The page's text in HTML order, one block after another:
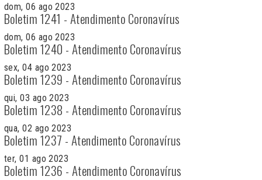
dom, 06 ago 2023
Boletim 1241 - Atendimento Coronavírus
dom, 06 ago 2023
Boletim 1240 - Atendimento Coronavírus
sex, 04 ago 2023
Boletim 1239 - Atendimento Coronavírus
qui, 03 ago 2023
Boletim 1238 - Atendimento Coronavírus
qua, 02 ago 2023
Boletim 1237 - Atendimento Coronavírus
ter, 01 ago 2023
Boletim 1236 - Atendimento Coronavírus